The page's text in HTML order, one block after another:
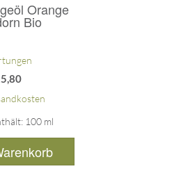
Orange
Bio
100 ml